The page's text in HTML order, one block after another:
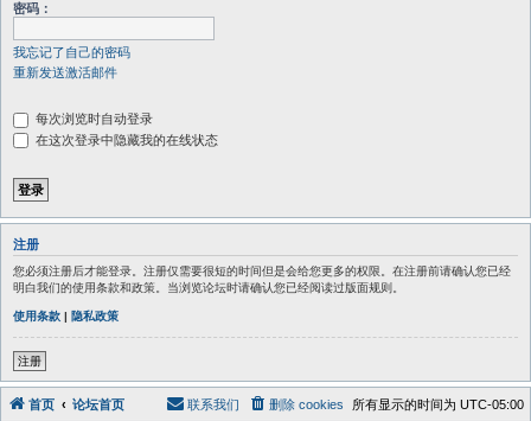
密码：
我忘记了自己的密码
重新发送激活邮件
每次浏览时自动登录
在这次登录中隐藏我的在线状态
注册
您必须注册后才能登录。注册仅需要很短的时间但是会给您更多的权限。在注册前请确认您已经
明白我们的使用条款和政策。当浏览论坛时请确认您已经阅读过版面规则。
使用条款 | 隐私政策
注册
首页 论坛首页 所有显示的时间为 UTC-05:00
删除 cookies
联系我们